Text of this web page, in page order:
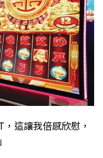
這讓我倍感欣慰，